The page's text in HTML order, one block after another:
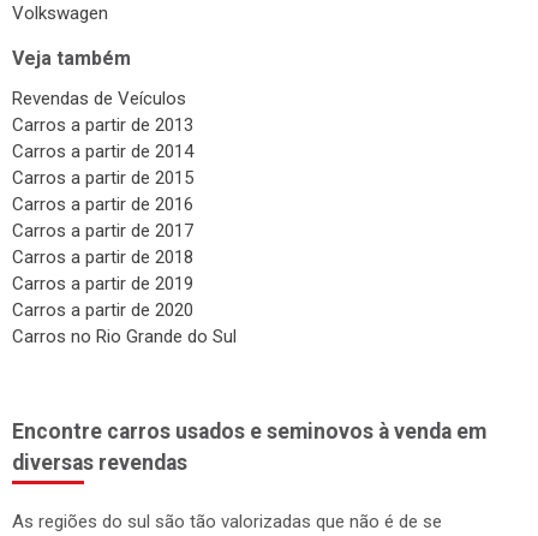
Volkswagen
Veja também
Revendas de Veículos
Carros a partir de 2013
Carros a partir de 2014
Carros a partir de 2015
Carros a partir de 2016
Carros a partir de 2017
Carros a partir de 2018
Carros a partir de 2019
Carros a partir de 2020
Carros no Rio Grande do Sul
Encontre carros usados e seminovos à venda em
diversas revendas
As regiões do sul são tão valorizadas que não é de se